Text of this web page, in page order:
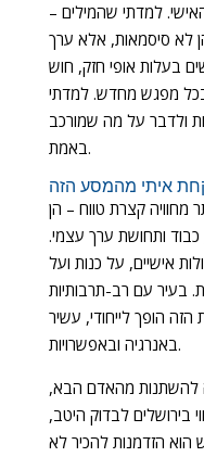
למדתי שהמילים –
– הן לא סיסמאות, אלא ערך
בעלות אופי חזק, חוש
בכל מפגש מחדש. למדתי
ולדבר על מה שמורכב
באמת.
מחוויה קצרת טווח – הן
ותחושת ערך עצמי.
אישיים, על כנות ועל
בעיר עם רב-תרבותיות
הזה הופך לייחודי, עשיר
באנרגיה ובאפשרויות.
להשתנות מהאדם הבא,
בירושלים לבדוק היטב,
הוא הזדמנות להכיר לא